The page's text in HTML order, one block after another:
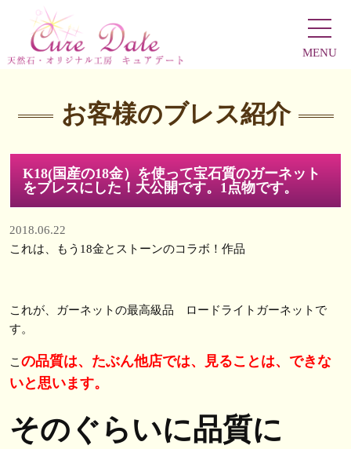
MENU
お客様のブレス紹介
K18(国産の18金）を使って宝石質のガーネット
をブレスにした！大公開です。1点物です。
2018.06.22
これは、もう18金とストーンのコラボ！作品
これが、ガーネットの最高級品 ロードライトガーネットで
す。
この品質は、たぶん他店では、見ることは、できな
いと思います。
そのぐらいに品質に